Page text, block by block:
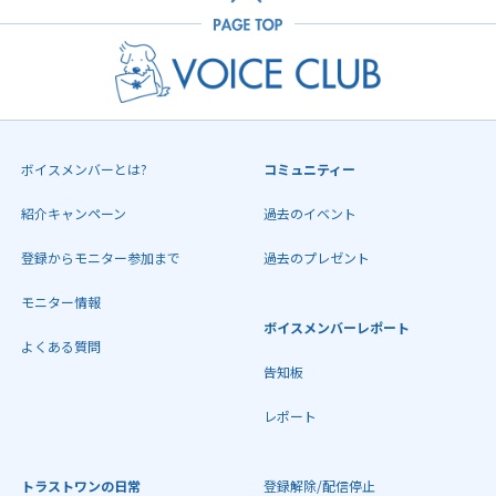
ボイスメンバーとは?
紹介キャンペーン
登録からモニター参加まで
モニター情報
よくある質問
コミュニティー
過去のイベント
過去のプレゼント
ボイスメンバーレポート
告知板
レポート
トラストワンの日常 登録解除/配信停止